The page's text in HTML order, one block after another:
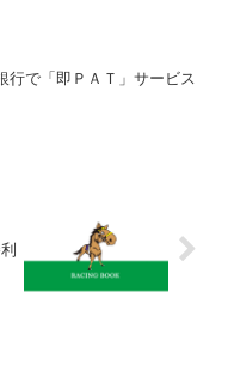
行で「即ＰＡＴ」サービス